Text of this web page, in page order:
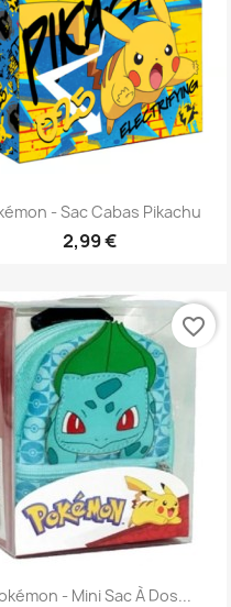
Aperçu rapide
- Sac Cabas Pikachu
2,99 €
Aperçu rapide
- Mini Sac À Dos...
favorite_border